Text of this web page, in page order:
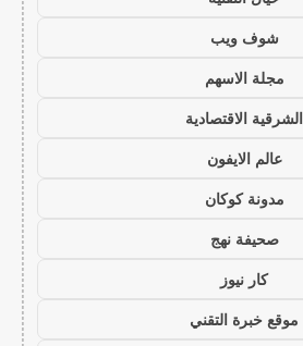
شوف ويب
مجلة الاسهم
الشرقية الاقتصادية
عالم الايفون
مدونة كوكان
صحيفة نهج
كار نيوز
موقع خبرة التقني